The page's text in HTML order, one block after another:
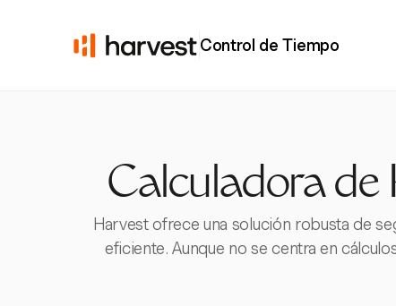
Control de Tiempo
Calculadora de
Harvest ofrece una solución robusta de
eficiente. Aunque no se centra en